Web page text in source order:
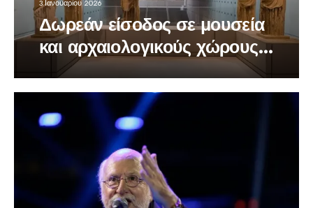
3 Ιανουαρίου 2026
Δωρεάν είσοδος σε μουσεία
και αρχαιολογικούς χώρους
την Κυριακή 4 Ιανουαρίου
2026